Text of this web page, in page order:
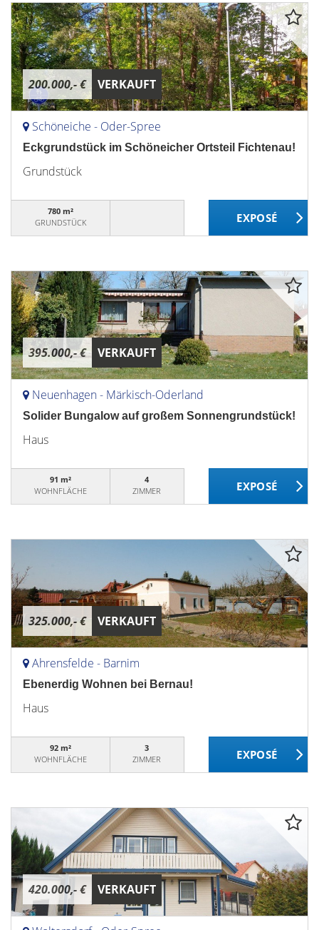
200.000,- € VERKAUFT
Schöneiche - Oder-Spree
Eckgrundstück im Schöneicher Ortsteil Fichtenau!
Grundstück
780 m²
GRUNDSTÜCK
395.000,- € VERKAUFT
Neuenhagen - Märkisch-Oderland
Solider Bungalow auf großem Sonnengrundstück!
Haus
91 m²
WOHNFLÄCHE
4
ZIMMER
325.000,- € VERKAUFT
Ahrensfelde - Barnim
Ebenerdig Wohnen bei Bernau!
Haus
92 m²
WOHNFLÄCHE
3
ZIMMER
420.000,- € VERKAUFT